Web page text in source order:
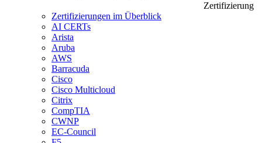
Zertifizierung
Zertifizierungen im Überblick
AI CERTs
Arista
Aruba
AWS
Barracuda
Cisco
Cisco Multicloud
Citrix
CompTIA
CWNP
EC-Council